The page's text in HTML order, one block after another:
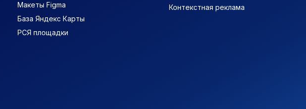
Макеты Figma
База Яндекс Карты
РСЯ площадки
Контекстная реклама